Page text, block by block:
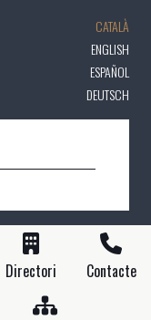
CATALÀ
ENGLISH
ESPAÑOL
DEUTSCH
Directori
Contacte